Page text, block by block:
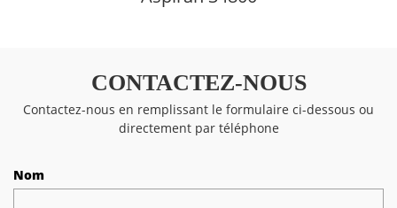
CONTACTEZ-NOUS
Contactez-nous en remplissant le formulaire ci-dessous ou
directement par téléphone
Nom